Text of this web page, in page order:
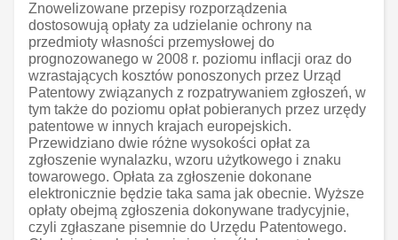
Znowelizowane przepisy rozporządzenia
dostosowują opłaty za udzielanie ochrony na
przedmioty własności przemysłowej do
prognozowanego w 2008 r. poziomu inflacji oraz do
wzrastających kosztów ponoszonych przez Urząd
Patentowy związanych z rozpatrywaniem zgłoszeń, w
tym także do poziomu opłat pobieranych przez urzędy
patentowe w innych krajach europejskich.
Przewidziano dwie różne wysokości opłat za
zgłoszenie wynalazku, wzoru użytkowego i znaku
towarowego. Opłata za zgłoszenie dokonane
elektronicznie będzie taka sama jak obecnie. Wyższe
opłaty obejmą zgłoszenia dokonywane tradycyjnie,
czyli zgłaszane pisemnie do Urzędu Patentowego.